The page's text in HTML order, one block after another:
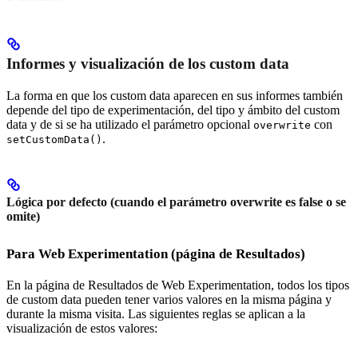
Informes y visualización de los custom data
La forma en que los custom data aparecen en sus informes también
depende del tipo de experimentación, del tipo y ámbito del custom
data y de si se ha utilizado el parámetro opcional overwrite con
setCustomData() .
Lógica por defecto (cuando el parámetro overwrite es false o se
omite)
Para Web Experimentation (página de Resultados)
En la página de Resultados de Web Experimentation, todos los tipos
de custom data pueden tener varios valores en la misma página y
durante la misma visita. Las siguientes reglas se aplican a la
visualización de estos valores: